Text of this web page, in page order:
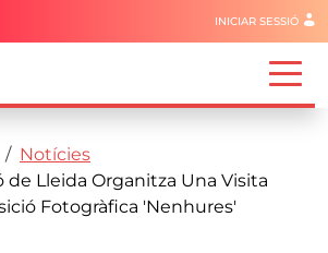
Menú del
INICIAR SESSIÓ
Notícies
de Lleida Organitza Una Visita
Fotogràfica 'Nenhures'